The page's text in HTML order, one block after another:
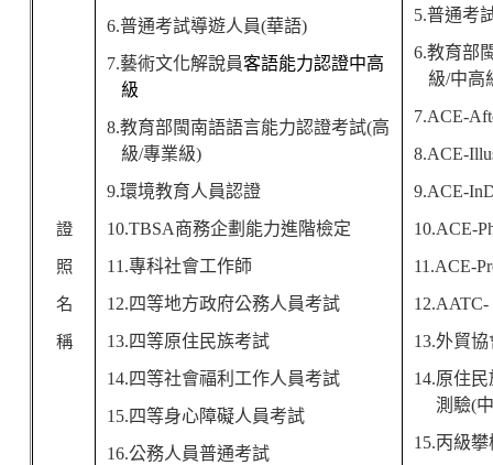
證
照
名
稱
6.普通考試導遊人員(華語)
7.藝術文化解說員客語能力認證中高
級
8.教育部閩南語語言能力認證考試(高
級/專業級)
9.環境教育人員認證
10.TBSA商務企劃 能力進階檢定
11.專科社會工作師
12.四等地方政府公務人員考試
13.四等原住民族考試
14.四等社會福利工作人員考試
15.四等身心障礙人員考試
16.公務人員普通考試
5.普通考
6.教育部
級/中高
7.ACE-Af
8.ACE-Ill
9.ACE-I
10.ACE-P
11.ACE-Pr
12.AATC-
13.外貿協
14.原住
測驗(
15.丙級